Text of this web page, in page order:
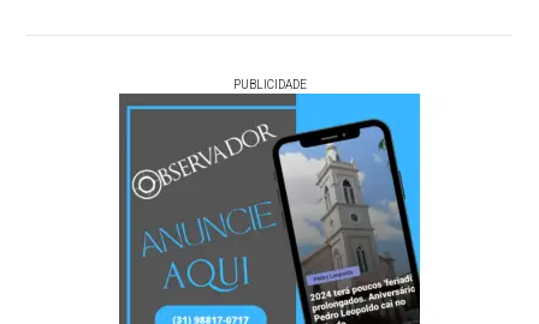
PUBLICIDADE